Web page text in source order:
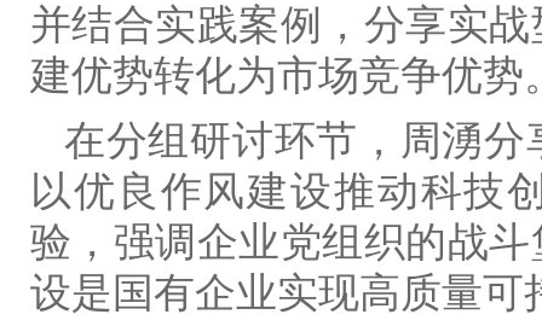
并结合实践案例，分享实
建优势转化为市场竞争优势
在分组研讨环节，周湧
以优良作风建设推动科技
验，强调企业党组织的战
设是国有企业实现高质量